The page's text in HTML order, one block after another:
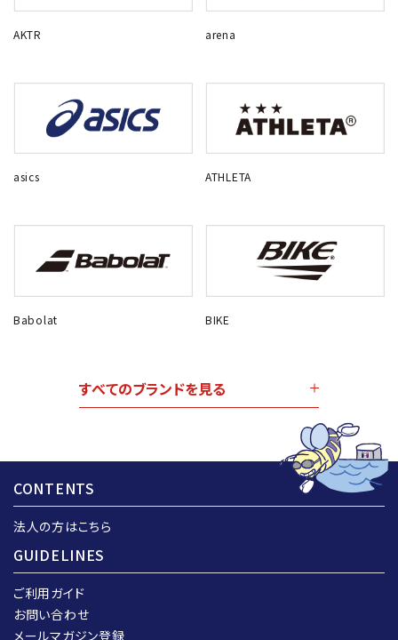
AKTR arena
asics ATHLETA
Babolat BIKE
すべてのブランドを見る
CONTENTS
法人の方はこちら
GUIDELINES
ご利用ガイド
お問い合わせ
メールマガジン登録